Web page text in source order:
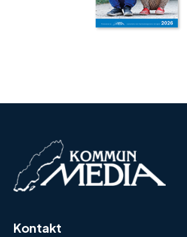
Kontakt